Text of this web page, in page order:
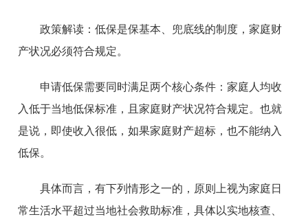
政策解读：低保是保基本、兜底线的制度，家庭财
产状况必须符合规定。
申请低保需要同时满足两个核心条件：家庭人均收
入低于当地低保标准，且家庭财产状况符合规定。也就
是说，即使收入很低，如果家庭财产超标，也不能纳入
低保。
具体而言，有下列情形之一的，原则上视为家庭日
常生活水平超过当地社会救助标准，具体以实地核查、